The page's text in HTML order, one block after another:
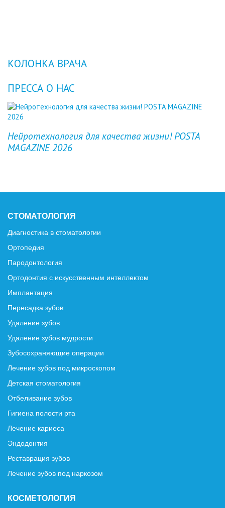
КОЛОНКА ВРАЧА
ПРЕССА О НАС
Нейротехнология для качества жизни! POSTA
MAGAZINE 2026
Previous
СТОМАТОЛОГИЯ
Диагностика в стоматологии
Ортопедия
Пародонтология
Ортодонтия с искусственным интеллектом
Имплантация
Пересадка зубов
Удаление зубов
Удаление зубов мудрости
Зубосохраняющие операции
Лечение зубов под микроскопом
Детская стоматология
Отбеливание зубов
Гигиена полости рта
Лечение кариеса
Эндодонтия
Реставрация зубов
Лечение зубов под наркозом
КОСМЕТОЛОГИЯ